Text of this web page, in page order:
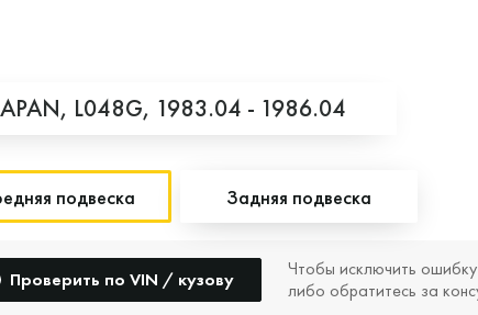
L048G, 1983.04 - 1986.04
подвеска Задняя подвеска
Проверить по VIN / кузову
Чтобы исключить
либо обратитесь за